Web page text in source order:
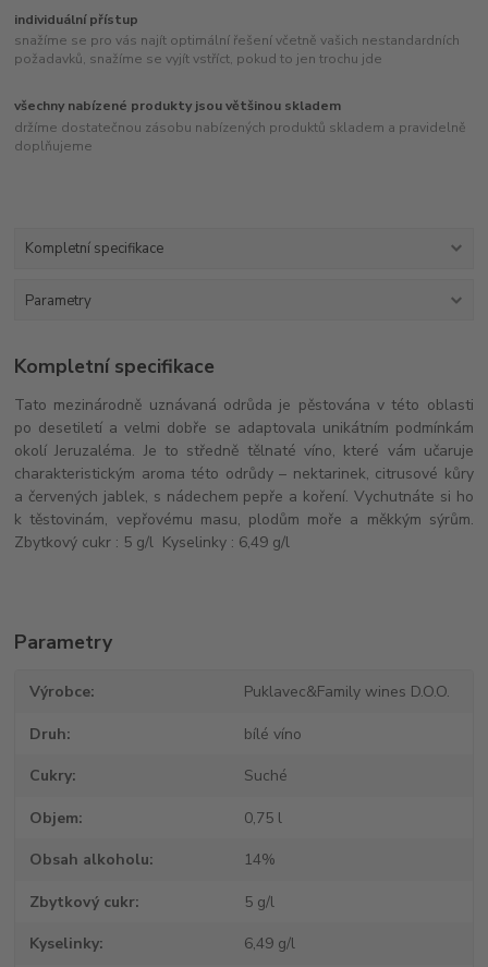
individuální přístup
snažíme se pro vás najít optimální řešení včetně vašich nestandardních
požadavků, snažíme se vyjít vstříct, pokud to jen trochu jde
všechny nabízené produkty jsou většinou skladem
držíme dostatečnou zásobu nabízených produktů skladem a pravidelně
doplňujeme
Kompletní specifikace
Parametry
Kompletní specifikace
Tato mezinárodně uznávaná odrůda je pěstována v této oblasti
po desetiletí a velmi dobře se adaptovala unikátním podmínkám
okolí Jeruzaléma. Je to středně tělnaté víno, které vám učaruje
charakteristickým aroma této odrůdy – nektarinek, citrusové kůry
a červených jablek, s nádechem pepře a koření. Vychutnáte si ho
k těstovinám, vepřovému masu, plodům moře a měkkým sýrům.
Zbytkový cukr : 5 g/l Kyselinky : 6,49 g/l
Parametry
Výrobce Puklavec&Family wines D.O.O.
Druh bílé víno
Cukry Suché
Objem 0,75 l
Obsah alkoholu 14%
Zbytkový cukr 5 g/l
Kyselinky 6,49 g/l